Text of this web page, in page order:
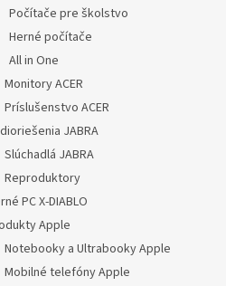
Počítače pre školstvo
Herné počítače
All in One
Monitory ACER
Príslušenstvo ACER
JABRA
Slúchadlá JABRA
Reproduktory
PC X-DIABLO
Apple
Notebooky a Ultrabooky Apple
Mobilné telefóny Apple